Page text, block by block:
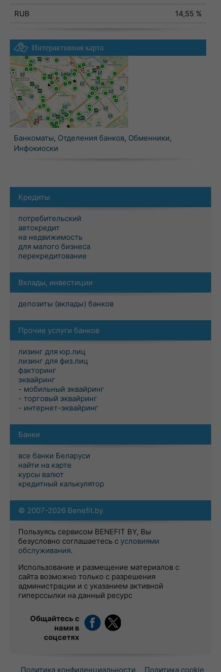
RUB
14,55 %
Интерактивная карта
Банкоматы, Отделения банков, Обменники,
Инфокиоски
Кредиты
потребительский
автокредит
на недвижимость
для малого бизнеса
перекредитование
Вклады, инвестиции
депозиты (вклады) банков
Прочие услуги банков
лизинг для юр.лиц
лизинг для физ.лиц
факторинг
эквайринг
- мобильный эквайринг
- торговый эквайринг
- интернет-эквайринг
Банки
все банки Беларуси
найти на карте
курсы валют
кредитный калькулятор
© 2007-2026 Benefit.by
Пользуясь сервисом BENEFIT BY, Вы
безусловно соглашаетесь с условиями
обслуживания.
Использование и размещение материалов с
сайта возможно только с разрешения
администрации и с указанием активной
гиперссылки на данный ресурс
Общайтесь с
нами в
соцсетях
Политика конфиденциальности Политика cookie